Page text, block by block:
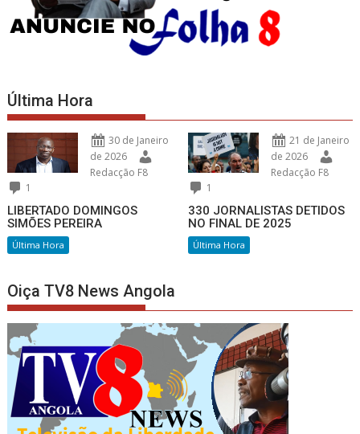
Última Hora
30 de Janeiro
de 2026
Redacção F8
1
LIBERTADO DOMINGOS
SIMÕES PEREIRA
Última Hora
21 de Janeiro
de 2026
Redacção F8
1
330 JORNALISTAS DETIDOS
NO FINAL DE 2025
Última Hora
Oiça TV8 News Angola